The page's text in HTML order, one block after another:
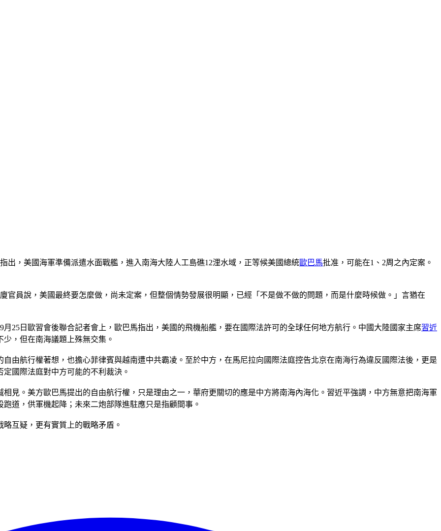
出，美國海軍準備派遣水面戰艦，進入南海大陸人工島礁12浬水域，正等候美國總統歐巴馬批准，可能在1、2周之內定案。
官員說，美國最終要怎麼做，尚未定案，但整個情勢發展很明顯，已經「不是做不做的問題，而是什麼時候做。」言猶在
25日歐習會後聯合記者會上，歐巴馬指出，美國的飛機船艦，要在國際法許可的全球任何地方航行。中國大陸國家主席習近
，但在南海議題上殊無交集。
由航行權著想，也擔心菲律賓與越南遭中共霸凌。至於中方，在馬尼拉向國際法庭控告北京在南海行為違反國際法後，更是
國際法庭對中方可能的不利裁決。
見。美方歐巴馬提出的自由航行權，只是理由之一，華府更關切的應是中方將南海內海化。習近平強調，中方無意把南海軍
道，供軍機起降；未來二炮部隊進駐應只是指顧間事。
互疑，更有實質上的戰略矛盾。